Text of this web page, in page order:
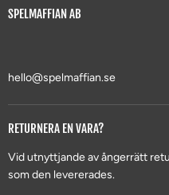
SPELMAFFIAN AB
hello@spelmaffian.se
RETURNERA EN VARA?
Vid utnyttjande av ångerrätt
som den levererades.